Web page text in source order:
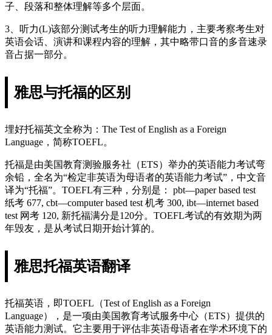
子、段落和整体理解等多个层面。
3、听力(L)该部分测试考生的听力理解能力，主要考察考生对
英语会话、演讲和课程内容的理解，其中略带口音的多音速录
音占据一部分。
雅思与托福的区别
埋好托福英文全称为：The Test of English as a Foreign
Language，简称TOEFL。
托福是由美国教育测验服务社（ETS）举办的英语能力考试弯
余铅，全名为“检定非英语为母语者的英语能力考试”，中文音
译为“托福”。TOEFL有三种，分别是： pbt—paper based test
纸考 677, cbt—computer based test 机考 300, ibt—internet based
test 网考 120, 新托福满分是120分。TOEFL考试的有效期为两
年毁友，是从考试日期开始计算的。
雅思托福英语翻译
托福英语，即TOEFL（Test of English as a Foreign
Language），是一项由美国教育考试服务中心（ETS）提供的
英语能力测试。它主要用于评估非英语母语者在学术环境下的